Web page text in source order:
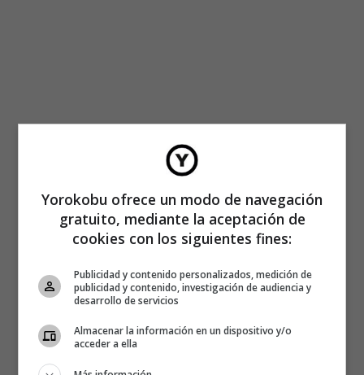
Yorokobu ofrece un modo de navegación
gratuito, mediante la aceptación de
cookies con los siguientes fines:
Publicidad y contenido personalizados, medición de
publicidad y contenido, investigación de audiencia y
desarrollo de servicios
Almacenar la información en un dispositivo y/o
acceder a ella